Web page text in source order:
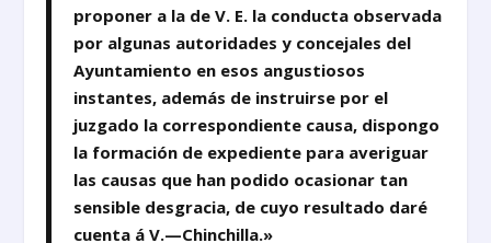
proponer a la de V. E. la conducta observada
por algunas autoridades y concejales del
Ayuntamiento en esos angustiosos
instantes, además de instruirse por el
juzgado la correspondiente causa, dispongo
la formación de expediente para averiguar
las causas que han podido ocasionar tan
sensible desgracia, de cuyo resultado daré
cuenta á V.—Chinchilla.»